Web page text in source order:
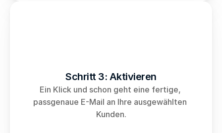
Schritt 3: Aktivieren
Ein Klick und schon geht eine fertige,
passgenaue E-Mail an Ihre ausgewählten
Kunden.